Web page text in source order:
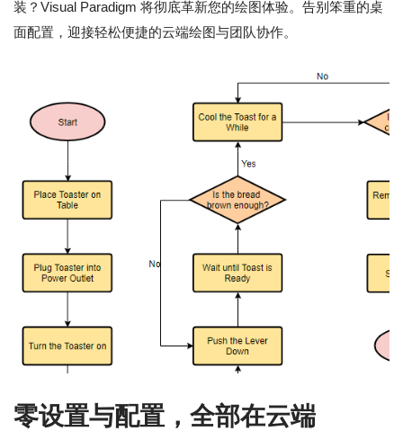
装？Visual Paradigm 将彻底革新您的绘图体验。告别笨重的桌
面配置，迎接轻松便捷的云端绘图与团队协作。
零设置与配置，全部在云端